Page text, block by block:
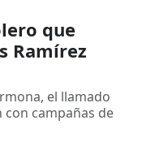
que
Ramírez
el llamado
con campañas de